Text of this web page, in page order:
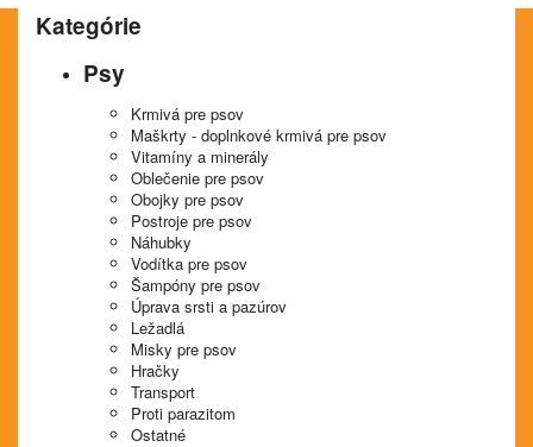
Kategórie
Psy
Krmivá pre psov
Maškrty - doplnkové krmivá pre psov
Vitamíny a minerály
Oblečenie pre psov
Obojky pre psov
Postroje pre psov
Náhubky
Vodítka pre psov
Šampóny pre psov
Úprava srsti a pazúrov
Ležadlá
Misky pre psov
Hračky
Transport
Proti parazitom
Ostatné